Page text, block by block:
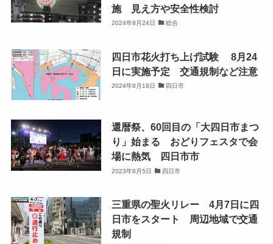
施 見え方や安全性検討
2024年8月24日 総合
四日市花火打ち上げ試験 8月24
日に実施予定 交通規制など注意
2024年8月18日 四日市
還暦祭、60回目の「大四日市まつ
り」始まる おどりフェスタで会
場に熱気 四日市市
2023年8月5日 四日市
三重県の聖火リレー 4月7日に四
日市をスタート 周辺地域で交通
規制